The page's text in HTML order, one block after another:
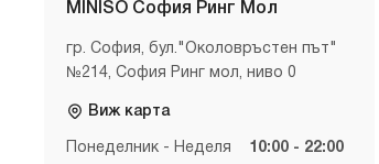
MINISO София Ринг Мол
гр. София, бул."Околовръстен път"
№214, София Ринг мол, ниво 0
Виж карта
Понеделник - Неделя 10:00 - 22:00